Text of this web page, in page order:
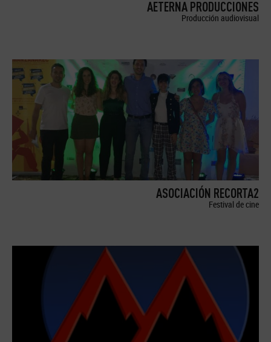
AETERNA PRODUCCIONES
Producción audiovisual
ASOCIACIÓN RECORTA2
Festival de cine